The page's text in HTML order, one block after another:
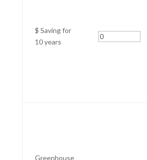
$ Saving for
10 years
Greenhouse